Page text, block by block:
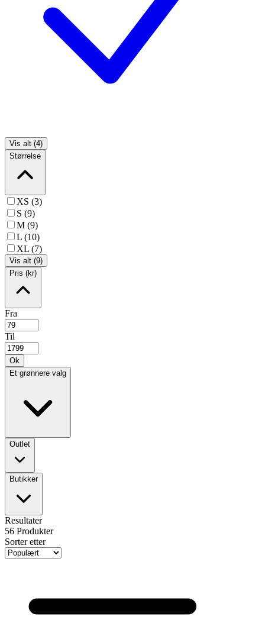
Vis alt (4)
Størrelse
XS (3)
S (9)
M (9)
L (10)
XL (7)
Vis alt (9)
Pris (kr)
Fra
Til
Ok
Et grønnere valg
Outlet
Butikker
Resultater
56 Produkter
Sorter etter